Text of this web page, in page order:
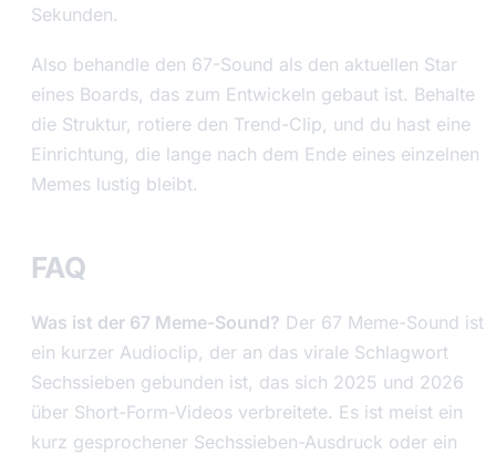
Sekunden.
Also behandle den 67-Sound als den aktuellen Star
eines Boards, das zum Entwickeln gebaut ist. Behalte
die Struktur, rotiere den Trend-Clip, und du hast eine
Einrichtung, die lange nach dem Ende eines einzelnen
Memes lustig bleibt.
FAQ
Was ist der 67 Meme-Sound? Der 67 Meme-Sound ist
ein kurzer Audioclip, der an das virale Schlagwort
Sechssieben gebunden ist, das sich 2025 und 2026
über Short-Form-Videos verbreitete. Es ist meist ein
kurz gesprochener Sechssieben-Ausdruck oder ein